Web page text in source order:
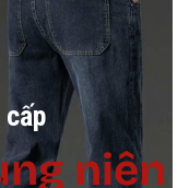
cấp
niên